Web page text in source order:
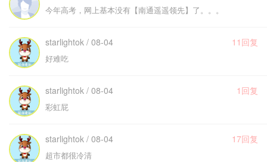
今年高考，网上基本没有【南通遥遥领先】了。。。
starlightok / 08-04 11回复
好难吃
starlightok / 08-04 1回复
彩虹屁
starlightok / 08-04 17回复
超市都很冷清